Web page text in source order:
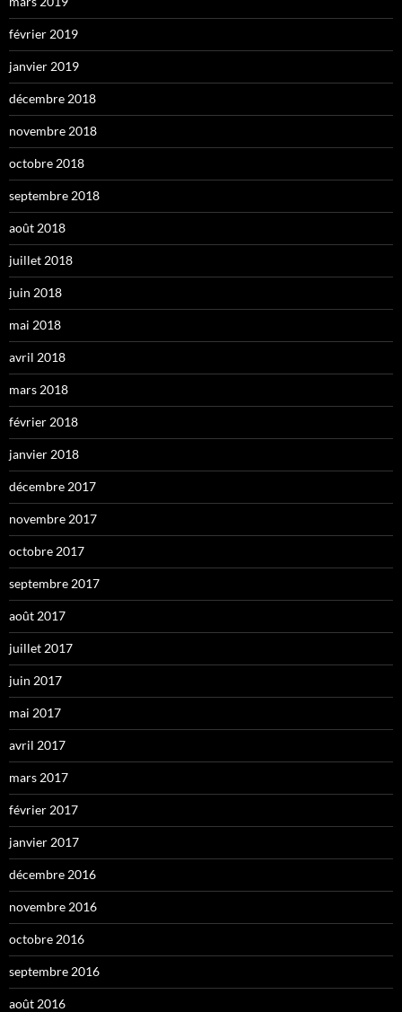
février 2019
janvier 2019
décembre 2018
novembre 2018
octobre 2018
septembre 2018
août 2018
juillet 2018
juin 2018
mai 2018
avril 2018
mars 2018
février 2018
janvier 2018
décembre 2017
novembre 2017
octobre 2017
septembre 2017
août 2017
juillet 2017
juin 2017
mai 2017
avril 2017
mars 2017
février 2017
janvier 2017
décembre 2016
novembre 2016
octobre 2016
septembre 2016
août 2016